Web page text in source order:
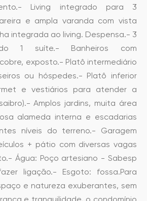
Living integrado para 3
e ampla varanda com vista
integrada ao living. Despensa.- 3
1 suíte.- Banheiros com
exposto.- Platô intermediário
ou hóspedes.- Platô inferior
e vestiários para atender a
Amplos jardins, muita área
alameda interna e escadarias
níveis do terreno.- Garagem
+ pátio com diversas vagas
Água: Poço artesiano - Sabesp
ligação.- Esgoto: fossa.Para
e natureza exuberantes, sem